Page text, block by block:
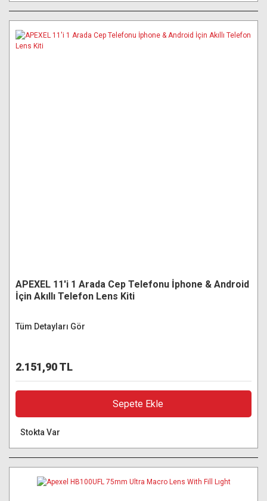
APEXEL 11'i 1 Arada Cep Telefonu İphone & Android
İçin Akıllı Telefon Lens Kiti
Tüm Detayları Gör
2.151,90 TL
Sepete Ekle
Stokta Var